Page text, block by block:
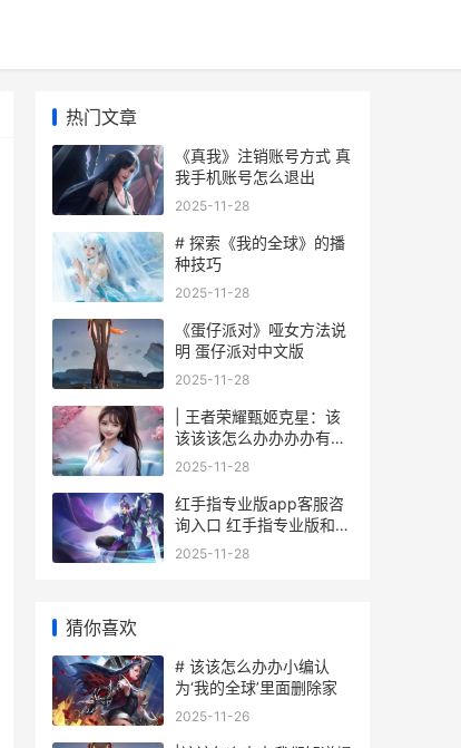
热门文章
《真我》注销账号方式 真
我手机账号怎么退出
2025-11-28
# 探索《我的全球》的播
种技巧
2025-11-28
《蛋仔派对》哑女方法说
明 蛋仔派对中文版
2025-11-28
| 王者荣耀甄姬克星：该
该该该怎么办办办办有效
对抗这位法师
2025-11-28
红手指专业版app客服咨
询入口 红手指专业版和红
手指有什么区别
2025-11-28
猜你喜欢
# 该该怎么办办小编认
为‘我的全球’里面删除家
2025-11-26